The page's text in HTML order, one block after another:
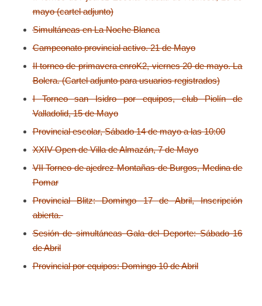
mayo (cartel adjunto)
Simultáneas en La Noche Blanca
Campeonato provincial activo. 21 de Mayo
II torneo de primavera enroK2, viernes 20 de mayo. La
Bolera. (Cartel adjunto para usuarios registrados)
I Torneo san Isidro por equipos, club Piolín de
Valladolid, 15 de Mayo
Provincial escolar, Sábado 14 de mayo a las 10:00
XXIV Open de Villa de Almazán, 7 de Mayo
VII Torneo de ajedrez Montañas de Burgos, Medina de
Pomar
Provincial Blitz: Domingo 17 de Abril, Inscripción
abierta.
Sesión de simultáneas Gala del Deporte: Sábado 16
de Abril
Provincial por equipos: Domingo 10 de Abril